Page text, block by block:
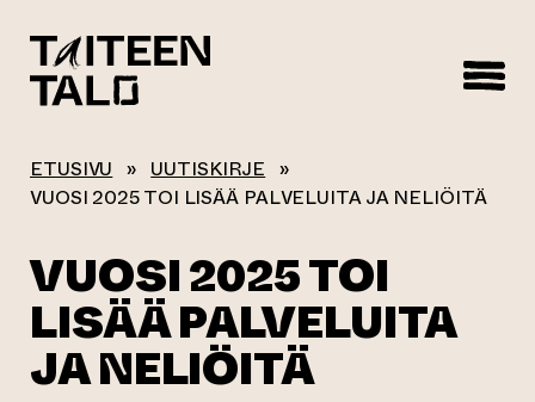
ETUSIVU » UUTISKIRJE »
VUOSI 2025 TOI LISÄÄ PALVELUITA JA NELIÖITÄ
VUOSI 2025 TOI
LISÄÄ PALVELUITA
JA NELIÖITÄ